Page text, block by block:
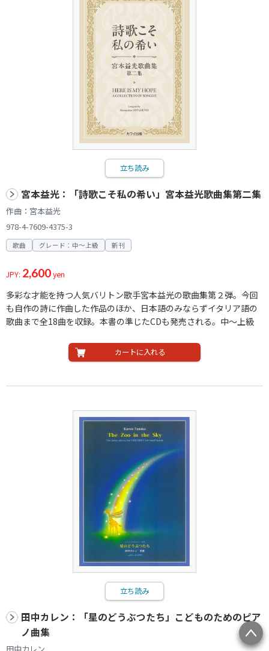
立ち読み
宮本益光：「詩歌こそ私の希い」宮本益光歌曲集第二集
作曲：宮本益光
978-4-7609-4375-3
歌曲 グレード：中～上級 新刊
JPY: 2,600yen
多彩な才能を持つ人気バリトン歌手宮本益光の歌曲集第２弾。今回
も自作の詩に作曲した作品のほか、日本語のみならずイタリア語の
歌曲まで全18曲を収録。本書の準じたCDも発売される。中〜上級
カートに入れる
立ち読み
田中カレン：「星のどうぶつたち」こどものためのピア
ノ曲集